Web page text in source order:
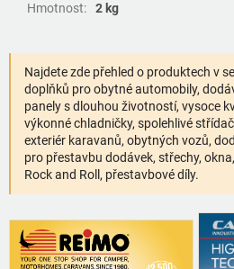
Hmotnost: 2 kg
Najdete zde přehled o produktech v
doplňků pro obytné automobily,
panely s dlouhou životností, vysoce
výkonné chladničky, spolehlivé
exteriér karavanů, obytných vozů,
pro přestavbu dodávek, střechy,
Rock and Roll, přestavbové díly.